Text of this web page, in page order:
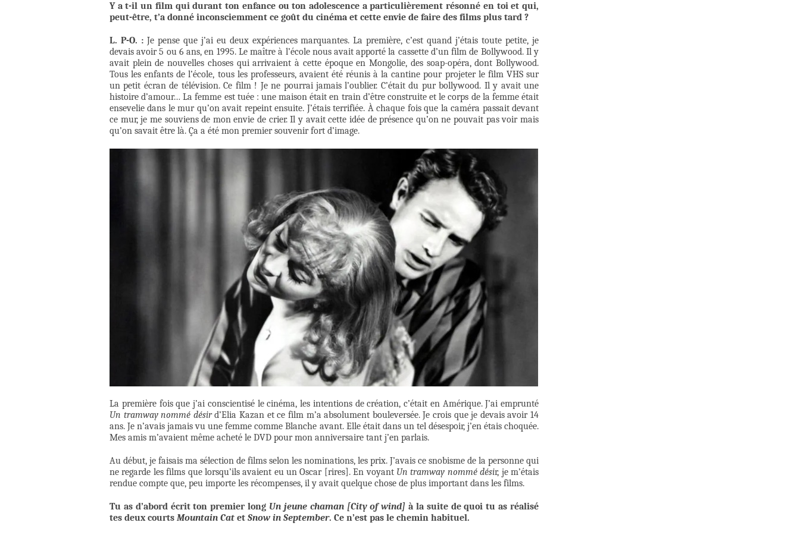
Y a t-il un film qui durant ton enfance ou ton adolescence a particulièrement résonné en toi et qui,
peut-être, t’a donné inconsciemment ce goût du cinéma et cette envie de faire des films plus tard ?
L. P-O. :Je pense que j’ai eu deux expériences marquantes. La première, c’est quand j’étais toute petite, je
devais avoir 5 ou 6 ans, en 1995. Le maître à l’école nous avait apporté la cassette d’un film de Bollywood. Il y
avait plein de nouvelles choses qui arrivaient à cette époque en Mongolie, des soap-opéra, dont Bollywood.
Tous les enfants de l’école, tous les professeurs, avaient été réunis à la cantine pour projeter le film VHS sur
un petit écran de télévision. Ce film ! Je ne pourrai jamais l’oublier. C’était du pur bollywood. Il y avait une
histoire d’amour… La femme est tuée : une maison était en train d’être construite et le corps de la femme était
ensevelie dans le mur qu’on avait repeint ensuite. J’étais terrifiée. À chaque fois que la caméra passait devant
ce mur, je me souviens de mon envie de crier. Il y avait cette idée de présence qu’on ne pouvait pas voir mais
qu’on savait être là. Ça a été mon premier souvenir fort d’image.
La première fois que j’ai conscientisé le cinéma, les intentions de création, c’était en Amérique. J’ai emprunté
Un tramway nommé désird’Elia Kazan et ce film m’a absolument bouleversée. Je crois que je devais avoir 14
ans. Je n’avais jamais vu une femme comme Blanche avant. Elle était dans un tel désespoir, j’en étais choquée.
Mes amis m’avaient même acheté le DVD pour mon anniversaire tant j’en parlais.
Au début, je faisais ma sélection de films selon les nominations, les prix. J’avais ce snobisme de la personne qui
ne regarde les films que lorsqu’ils avaient eu un Oscar [rires]. En voyant Un tramway nommé désir, je m’étais
rendue compte que, peu importe les récompenses, il y avait quelque chose de plus important dans les films.
Tu as d’abord écrit ton premier long Un jeune chaman [City of wind] à la suite de quoi tu as réalisé
tes deux courts Mountain Cat et Snow in September. Ce n’est pas le chemin habituel.